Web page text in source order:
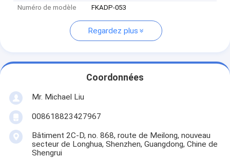
Numéro de modèle
FKADP-053
Regardez plus
Coordonnées
Mr. Michael Liu
008618823427967
Bâtiment 2C-D, no. 868, route de Meilong, nouveau
secteur de Longhua, Shenzhen, Guangdong, Chine de
Shengrui